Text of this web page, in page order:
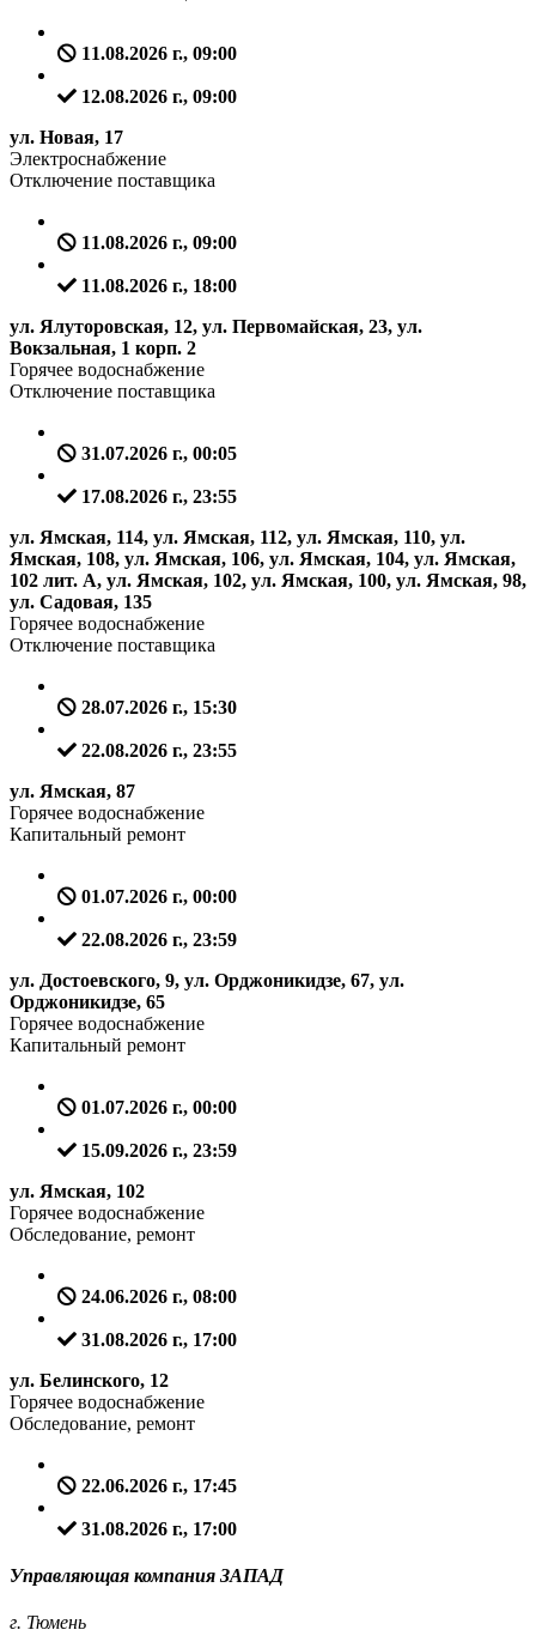
11.08.2026 г., 09:00
12.08.2026 г., 09:00
ул. Новая, 17
Электроснабжение
Отключение поставщика
11.08.2026 г., 09:00
11.08.2026 г., 18:00
ул. Ялуторовская, 12, ул. Первомайская, 23, ул.
Вокзальная, 1 корп. 2
Горячее водоснабжение
Отключение поставщика
31.07.2026 г., 00:05
17.08.2026 г., 23:55
ул. Ямская, 114, ул. Ямская, 112, ул. Ямская, 110, ул.
Ямская, 108, ул. Ямская, 106, ул. Ямская, 104, ул. Ямская,
102 лит. А, ул. Ямская, 102, ул. Ямская, 100, ул. Ямская, 98,
ул. Садовая, 135
Горячее водоснабжение
Отключение поставщика
28.07.2026 г., 15:30
22.08.2026 г., 23:55
ул. Ямская, 87
Горячее водоснабжение
Капитальный ремонт
01.07.2026 г., 00:00
22.08.2026 г., 23:59
ул. Достоевского, 9, ул. Орджоникидзе, 67, ул.
Орджоникидзе, 65
Горячее водоснабжение
Капитальный ремонт
01.07.2026 г., 00:00
15.09.2026 г., 23:59
ул. Ямская, 102
Горячее водоснабжение
Обследование, ремонт
24.06.2026 г., 08:00
31.08.2026 г., 17:00
ул. Белинского, 12
Горячее водоснабжение
Обследование, ремонт
22.06.2026 г., 17:45
31.08.2026 г., 17:00
Управляющая компания ЗАПАД
г. Тюмень